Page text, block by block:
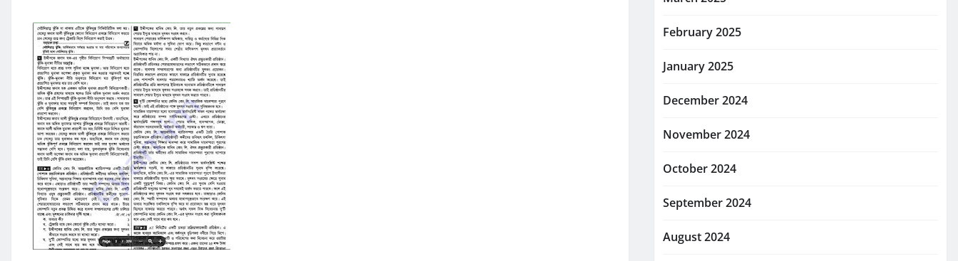
February 2025
January 2025
December 2024
November 2024
October 2024
September 2024
August 2024